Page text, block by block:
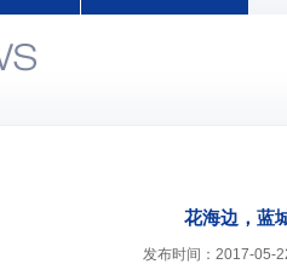
花海边，蓝
发布时间：2017-05-